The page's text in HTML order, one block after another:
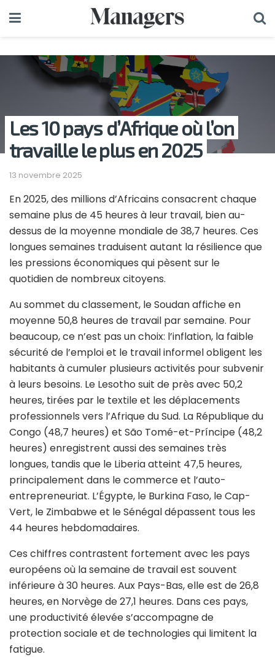
Les 10 pays d’Afrique où l’on
travaille le plus en 2025
13 novembre 2025
En 2025, des millions d’Africains consacrent chaque
semaine plus de 45 heures à leur travail, bien au-
dessus de la moyenne mondiale de 38,7 heures. Ces
longues semaines traduisent autant la résilience que
les pressions économiques qui pèsent sur le
quotidien de nombreux citoyens.
Au sommet du classement, le Soudan affiche en
moyenne 50,8 heures de travail par semaine. Pour
beaucoup, ce n’est pas un choix: l’inflation, la faible
sécurité de l’emploi et le travail informel obligent les
habitants à cumuler plusieurs activités pour subvenir
à leurs besoins. Le Lesotho suit de près avec 50,2
heures, tirées par le textile et les déplacements
professionnels vers l’Afrique du Sud. La République du
Congo (48,7 heures) et São Tomé-et-Príncipe (48,2
heures) enregistrent aussi des semaines très
longues, tandis que le Liberia atteint 47,5 heures,
principalement dans le commerce et l’auto-
entrepreneuriat. L’Égypte, le Burkina Faso, le Cap-
Vert, le Zimbabwe et le Sénégal dépassent tous les
44 heures hebdomadaires.
Ces chiffres contrastent fortement avec les pays
européens où la semaine de travail est souvent
inférieure à 30 heures. Aux Pays-Bas, elle est de 26,8
heures, en Norvège de 27,1 heures. Dans ces pays,
une productivité élevée s’accompagne de
protection sociale et de technologies qui limitent la
fatigue.